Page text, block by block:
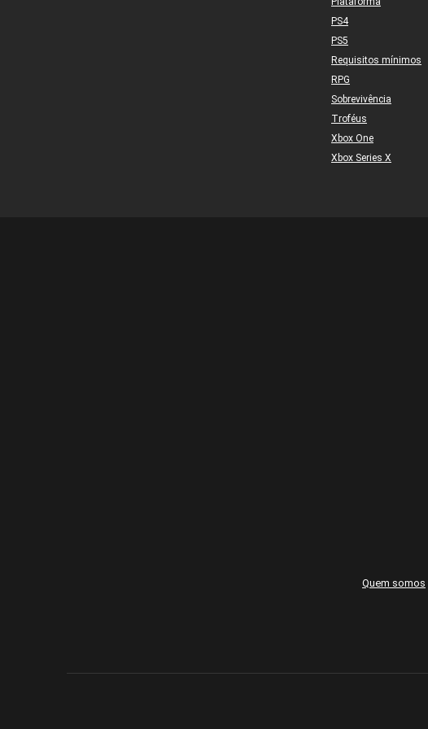
PS4
PS5
Requisitos mínimos
RPG
Sobrevivência
Troféus
Xbox One
Xbox Series X
Quem somos